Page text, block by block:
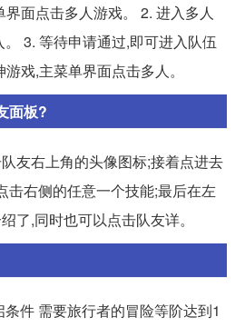
面点击多人游戏。 2. 进入多人
3. 等待申请通过,即可进入队伍
戏,主菜单界面点击多人。
面板?
友右上角的头像图标;接着点进去
击右侧的任意一个技能;最后在左
了,同时也可以点击队友详。
件 需要旅行者的冒险等阶达到1